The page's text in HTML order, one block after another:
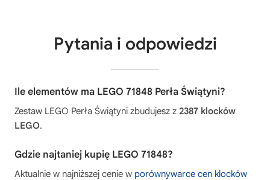
Pytania i odpowiedzi
Ile elementów ma LEGO 71848 Perła Świątyni?
Zestaw LEGO Perła Świątyni zbudujesz z 2387 klocków
LEGO.
Gdzie najtaniej kupię LEGO 71848?
Aktualnie w najniższej cenie w porównywarce cen klocków